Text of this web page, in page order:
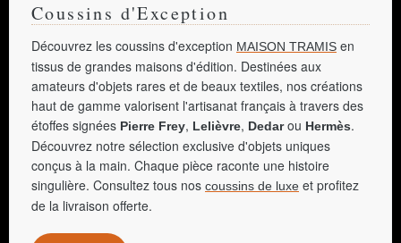
Coussins d'Exception
Découvrez les coussins d'exception MAISON TRAMIS en
tissus de grandes maisons d'édition. Destinées aux
amateurs d'objets rares et de beaux textiles, nos créations
haut de gamme valorisent l'artisanat français à travers des
étoffes signées Pierre Frey, Lelièvre, Dedarou Hermès.
Découvrez notre sélection exclusive d'objets uniques
conçus à la main. Chaque pièce raconte une histoire
singulière. Consultez tous nos coussins de luxe et profitez
de la livraison offerte.